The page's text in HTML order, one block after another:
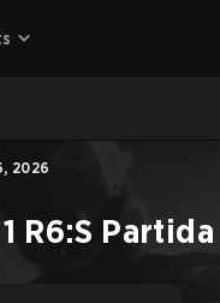
2026
R6:S Partida